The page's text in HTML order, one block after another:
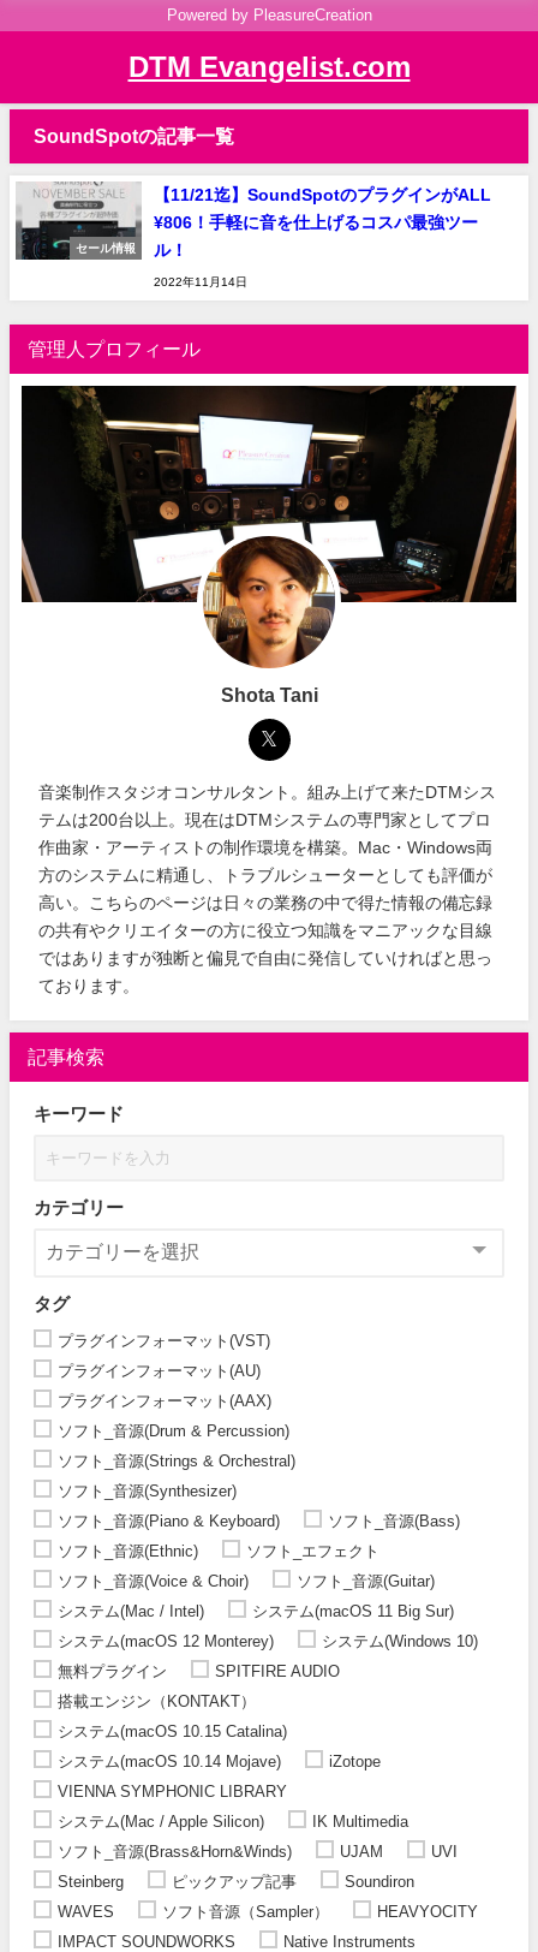
Powered by PleasureCreation
DTM Evangelist.com
SoundSpotの記事一覧
セール情報
【11/21迄】SoundSpotのプラグインがALL
¥806！手軽に音を仕上げるコスパ最強ツー
ル！
2022年11月14日
管理人プロフィール
Shota Tani
音楽制作スタジオコンサルタント。組み上げて来たDTMシス
テムは200台以上。現在はDTMシステムの専門家としてプロ
作曲家・アーティストの制作環境を構築。Mac・Windows両
方のシステムに精通し、トラブルシューターとしても評価が
高い。こちらのページは日々の業務の中で得た情報の備忘録
の共有やクリエイターの方に役立つ知識をマニアックな目線
ではありますが独断と偏見で自由に発信していければと思っ
ております。
記事検索
キーワード
カテゴリー
タグ
プラグインフォーマット(VST)
プラグインフォーマット(AU)
プラグインフォーマット(AAX)
ソフト_音源(Drum & Percussion)
ソフト_音源(Strings & Orchestral)
ソフト_音源(Synthesizer)
ソフト_音源(Piano & Keyboard)
ソフト_音源(Bass)
ソフト_音源(Ethnic)
ソフト_エフェクト
ソフト_音源(Voice & Choir)
ソフト_音源(Guitar)
システム(Mac / Intel)
システム(macOS 11 Big Sur)
システム(macOS 12 Monterey)
システム(Windows 10)
無料プラグイン
SPITFIRE AUDIO
搭載エンジン（KONTAKT）
システム(macOS 10.15 Catalina)
システム(macOS 10.14 Mojave)
iZotope
VIENNA SYMPHONIC LIBRARY
システム(Mac / Apple Silicon)
IK Multimedia
ソフト_音源(Brass&Horn&Winds)
UJAM
UVI
Steinberg
ピックアップ記事
Soundiron
WAVES
ソフト音源（Sampler）
HEAVYOCITY
IMPACT SOUNDWORKS
Native Instruments